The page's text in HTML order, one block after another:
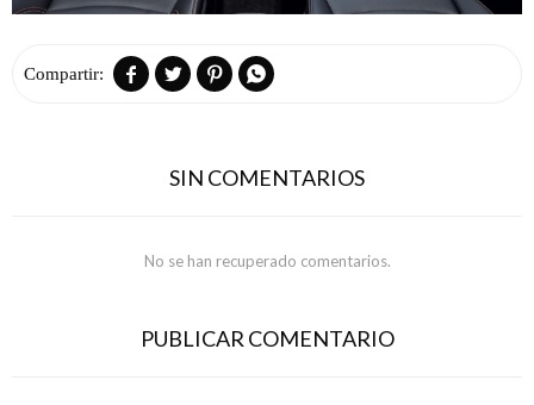
   
SIN COMENTARIOS
No se han recuperado comentarios.
PUBLICAR COMENTARIO